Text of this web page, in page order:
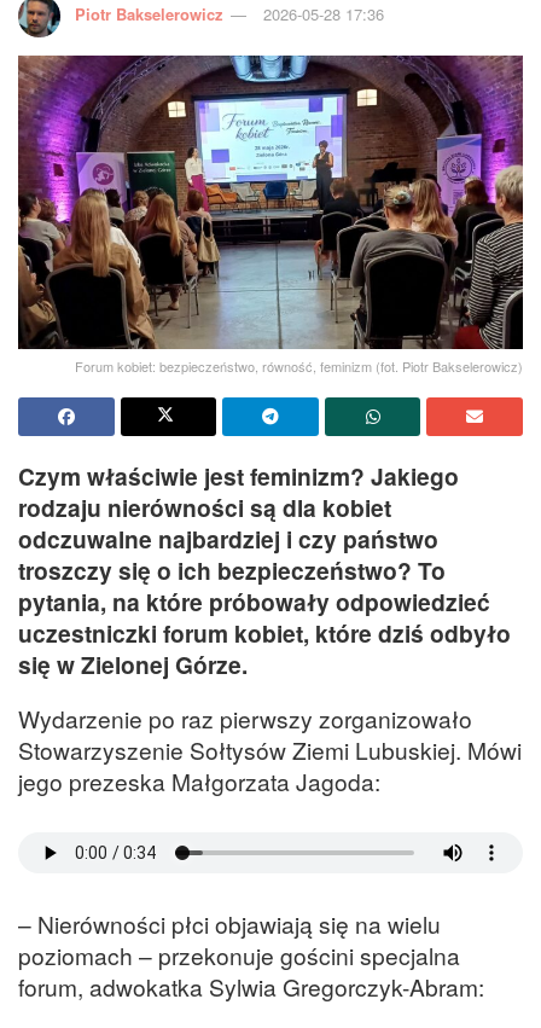
Piotr Bakselerowicz 2026-05-28 17:36
Forum kobiet: bezpieczeństwo, równość, feminizm (fot. Piotr Bakselerowicz)
Czym właściwie jest feminizm? Jakiego
rodzaju nierówności są dla kobiet
odczuwalne najbardziej i czy państwo
troszczy się o ich bezpieczeństwo? To
pytania, na które próbowały odpowiedzieć
uczestniczki forum kobiet, które dziś odbyło
się w Zielonej Górze.
Wydarzenie po raz pierwszy zorganizowało
Stowarzyszenie Sołtysów Ziemi Lubuskiej. Mówi
jego prezeska Małgorzata Jagoda:
– Nierówności płci objawiają się na wielu
poziomach – przekonuje gościni specjalna
forum, adwokatka Sylwia Gregorczyk-Abram: